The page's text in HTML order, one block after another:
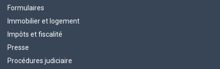
Formulaires
Immobilier et logement
Impôts et fiscalité
Presse
Procédures judiciaire